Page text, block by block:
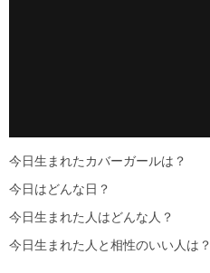
今日生まれたカバーガールは？
今日はどんな日？
今日生まれた人はどんな人？
今日生まれた人と相性のいい人は？